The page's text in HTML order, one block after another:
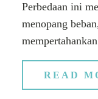
Perbedaan ini
menopang
READ